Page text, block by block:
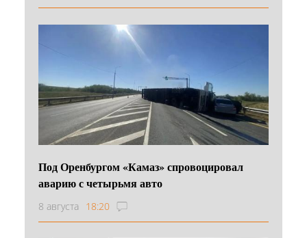
Под Оренбургом «Камаз» спровоцировал
аварию с четырьмя авто
8 августа 18:20